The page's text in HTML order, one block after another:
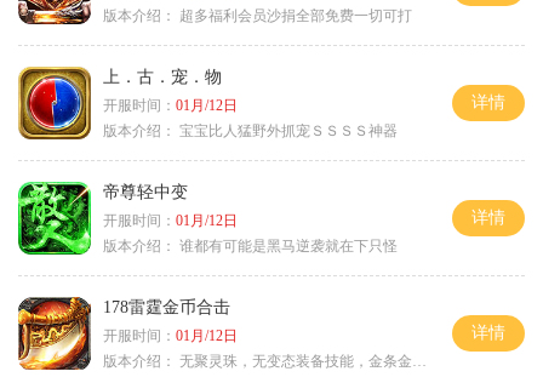
版本介绍：
超多福利会员沙捐全部免费一切可打
上．古．宠．物
开服时间： 01月/12日
版本介绍： 宝宝比人猛野外抓宠ＳＳＳＳ神器
详情
帝尊轻中变
开服时间： 01月/12日
版本介绍： 谁都有可能是黑马逆袭就在下只怪
详情
178雷霆金币合击
开服时间： 01月/12日
版本介绍： 无聚灵珠，无变态装备技能，金条金刚石保底
详情